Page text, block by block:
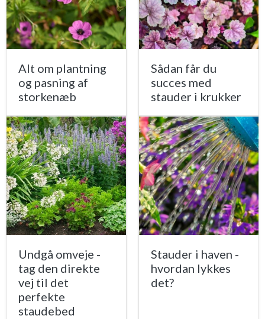
Alt om plantning
og pasning af
storkenæb
Sådan får du
succes med
stauder i krukker
Undgå omveje -
tag den direkte
vej til det
perfekte
staudebed
Stauder i haven -
hvordan lykkes
det?